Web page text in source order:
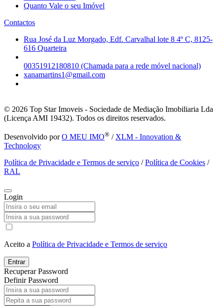
Quanto Vale o seu Imóvel
Contactos
Rua José da Luz Morgado, Edf. Carvalhal lote 8 4º C, 8125-
616 Quarteira
00351912180810 (Chamada para a rede móvel nacional)
xanamartins1@gmail.com
© 2026 Top Star Imoveis - Sociedade de Mediação Imobiliaria Lda
(Licença AMI 19432). Todos os direitos reservados.
Desenvolvido porO MEU IMO® / XLM - Innovation &
Technology
Política de Privacidade e Termos de serviço /Política de Cookies /
RAL
Login
Aceito a Política de Privacidade e Termos de serviço
Entrar
Recuperar Password
Definir Password